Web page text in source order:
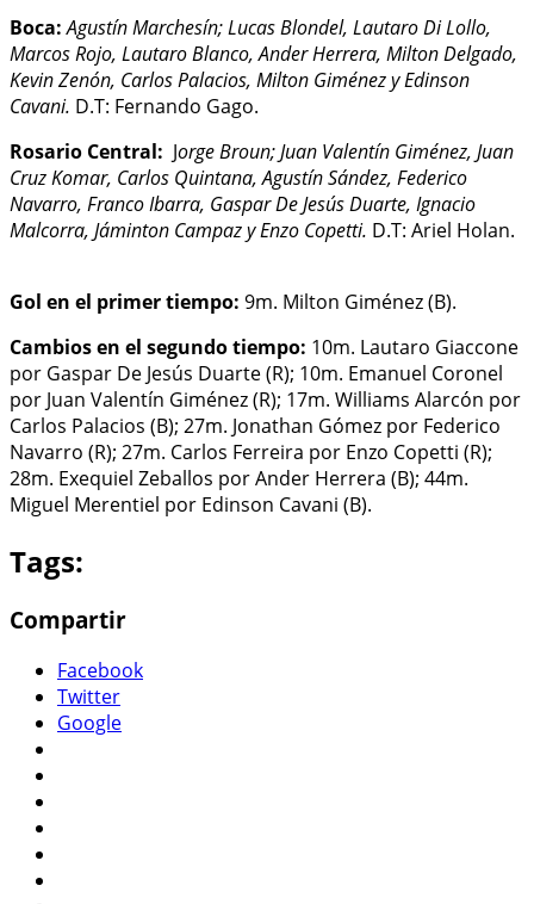
Boca: Agustín Marchesín; Lucas Blondel, Lautaro Di Lollo,
Marcos Rojo, Lautaro Blanco, Ander Herrera, Milton Delgado,
Kevin Zenón, Carlos Palacios, Milton Giménez y Edinson
Cavani. D.T: Fernando Gago.
Rosario Central: Jorge Broun; Juan Valentín Giménez, Juan
Cruz Komar, Carlos Quintana, Agustín Sández, Federico
Navarro, Franco Ibarra, Gaspar De Jesús Duarte, Ignacio
Malcorra, Jáminton Campaz y Enzo Copetti. D.T: Ariel Holan.
Gol en el primer tiempo: 9m. Milton Giménez (B).
Cambios en el segundo tiempo: 10m. Lautaro Giaccone
por Gaspar De Jesús Duarte (R); 10m. Emanuel Coronel
por Juan Valentín Giménez (R); 17m. Williams Alarcón por
Carlos Palacios (B); 27m. Jonathan Gómez por Federico
Navarro (R); 27m. Carlos Ferreira por Enzo Copetti (R);
28m. Exequiel Zeballos por Ander Herrera (B); 44m.
Miguel Merentiel por Edinson Cavani (B).
Tags:
Compartir
Facebook
Twitter
Google